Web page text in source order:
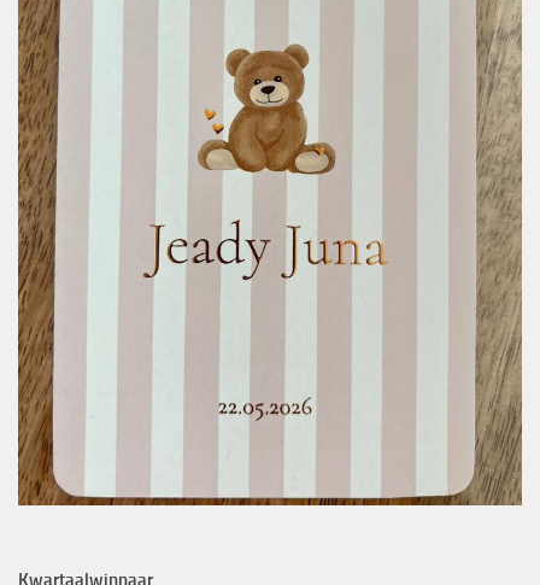
Kwartaalwinnaar